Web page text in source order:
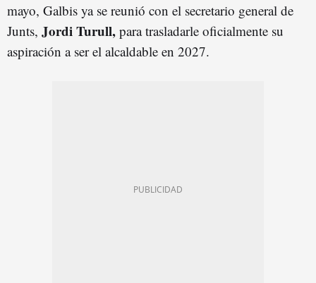
mayo, Galbis ya se reunió con el secretario general de
Junts, Jordi Turull, para trasladarle oficialmente su
aspiración a ser el alcaldable en 2027.